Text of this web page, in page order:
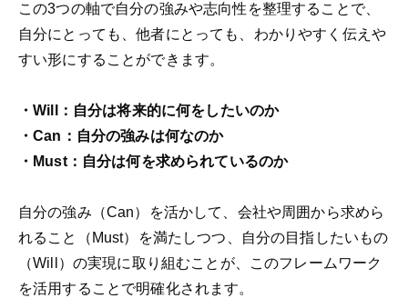
この3つの軸で自分の強みや志向性を整理することで、
自分にとっても、他者にとっても、わかりやすく伝えや
すい形にすることができます。
・Will：自分は将来的に何をしたいのか
・Can：自分の強みは何なのか
・Must：自分は何を求められているのか
自分の強み（Can）を活かして、会社や周囲から求めら
れること（Must）を満たしつつ、自分の目指したいもの
（Will）の実現に取り組むことが、このフレームワーク
を活用することで明確化されます。